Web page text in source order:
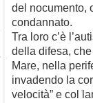
del nocumento,
condannato.
Tra loro c’è
della difesa,
Mare, nella
invadendo la
velocità” e col